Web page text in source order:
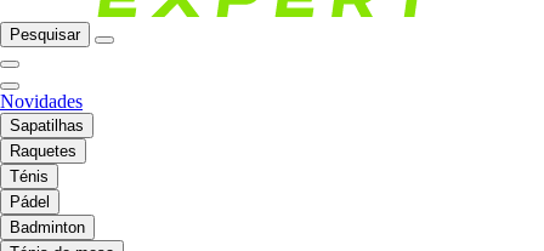
Pesquisar
Novidades
Sapatilhas
Raquetes
Ténis
Pádel
Badminton